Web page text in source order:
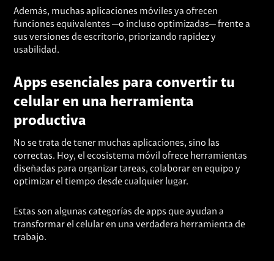
Además, muchas aplicaciones móviles ya ofrecen
funciones equivalentes —o incluso optimizadas— frente a
sus versiones de escritorio, priorizando rapidez y
usabilidad.
Apps esenciales para convertir tu
celular en una herramienta
productiva
No se trata de tener muchas aplicaciones, sino las
correctas. Hoy, el ecosistema móvil ofrece herramientas
diseñadas para organizar tareas, colaborar en equipo y
optimizar el tiempo desde cualquier lugar.
Estas son algunas categorías de apps que ayudan a
transformar el celular en una verdadera herramienta de
trabajo.